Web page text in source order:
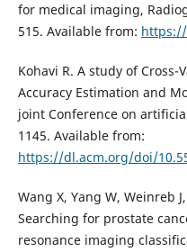
for medical imaging,
515. Available from: https://
Kohavi R. A study of
Accuracy Estimation and
joint Conference on
1145. Available from:
https://dl.acm.org/doi/
Wang X, Yang W, Weinreb
Searching for prostate
resonance imaging